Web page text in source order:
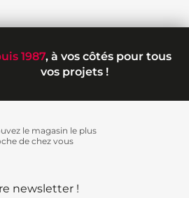
1987, à vos côtés pour tous
vos projets !
le magasin le plus
de chez vous
newsletter !